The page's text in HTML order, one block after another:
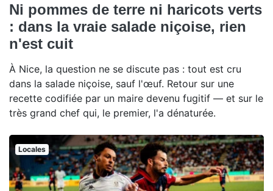
Ni pommes de terre ni haricots verts
: dans la vraie salade niçoise, rien
n'est cuit
À Nice, la question ne se discute pas : tout est cru
dans la salade niçoise, sauf l'œuf. Retour sur une
recette codifiée par un maire devenu fugitif — et sur le
très grand chef qui, le premier, l'a dénaturée.
Locales